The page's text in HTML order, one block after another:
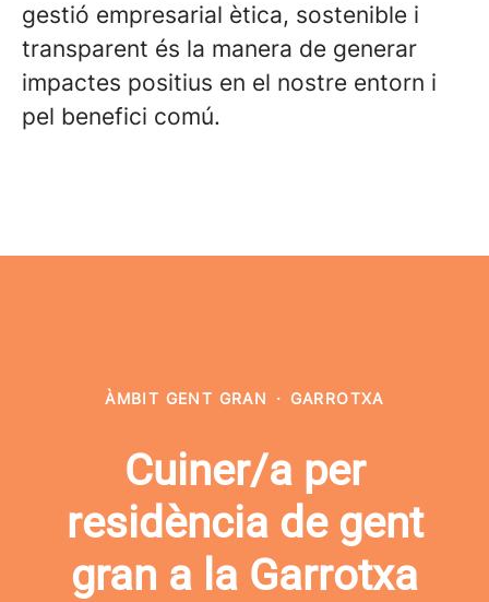
gestió empresarial ètica, sostenible i
transparent és la manera de generar
impactes positius en el nostre entorn i
pel benefici comú.
ÀMBIT GENT GRAN · GARROTXA
Cuiner/a per
residència de gent
gran a la Garrotxa